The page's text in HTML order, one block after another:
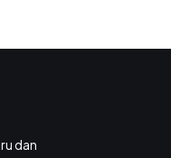
dan